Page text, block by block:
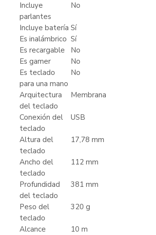
Incluye
parlantes
No
Incluye batería Sí
Es inalámbrico Sí
Es recargable
No
Es gamer
No
Es teclado
para una mano
No
Arquitectura
del teclado
Membrana
Conexión del
teclado
USB
Altura del
teclado
17,78 mm
Ancho del
teclado
112 mm
Profundidad
del teclado
381 mm
Peso del
teclado
320 g
Alcance
10 m